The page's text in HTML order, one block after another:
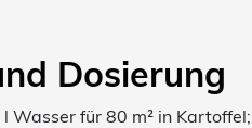
Dosierung
Wasser für 80 m² in